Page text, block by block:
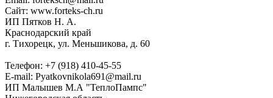
Сайт: www.forteks-ch.ru
ИП Пятков Н. А.
Краснодарский край
г. Тихорецк, ул. Меньшикова, д. 60
Телефон: +7 (918) 410-45-55
E-mail: Pyatkovnikola691@mail.ru
ИП Малышев М.А "ТеплоПампс"